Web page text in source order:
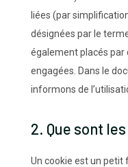
liées (par
désignées par le
également placés par
engagées. Dans le
informons de
2. Que sont
Un cookie est un petit